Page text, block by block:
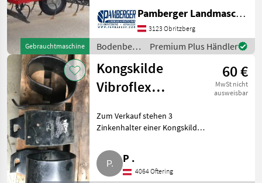
Gebrauchtmaschine
Saatbeetkombination, 6m,
Gänsefußschare,
Doppelwalze, hydraulisch
klappbar, Planierschild
Bodenbe
Pamberger Landmaschinentechnik GmbH
3123 Obritzberg
Bodenbearbeitung
/
Kongskilde
Premium Plus Händler
Kongskilde
Vibroflex
60 €
MwSt nicht
ausweisbar
Zum Verkauf stehen 3
Zinkenhalter einer Kongskilde
Eggen
P .
4064 Oftering